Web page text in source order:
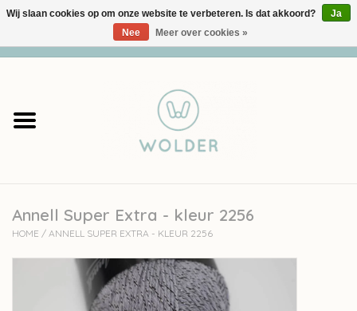
Garens
Accessoires
workshops
Annell Super Extra - kleur 2256
HOME / ANNELL SUPER EXTRA - KLEUR 2256
Wij slaan cookies op om onze website te verbeteren. Is dat akkoord?
Ja
Nee
Meer over cookies »